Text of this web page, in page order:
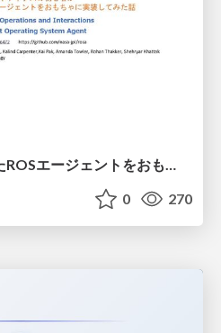
ROSAというLLM使ったROSエージェントをおもちゃに実装してみた話
0 270